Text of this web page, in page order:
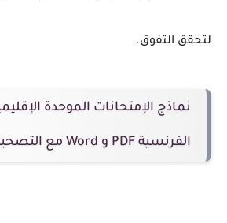
لتحقق التفوق.
نماذج الإمتحانات الموحدة
الفرنسية PDF و Word مع التصحيح